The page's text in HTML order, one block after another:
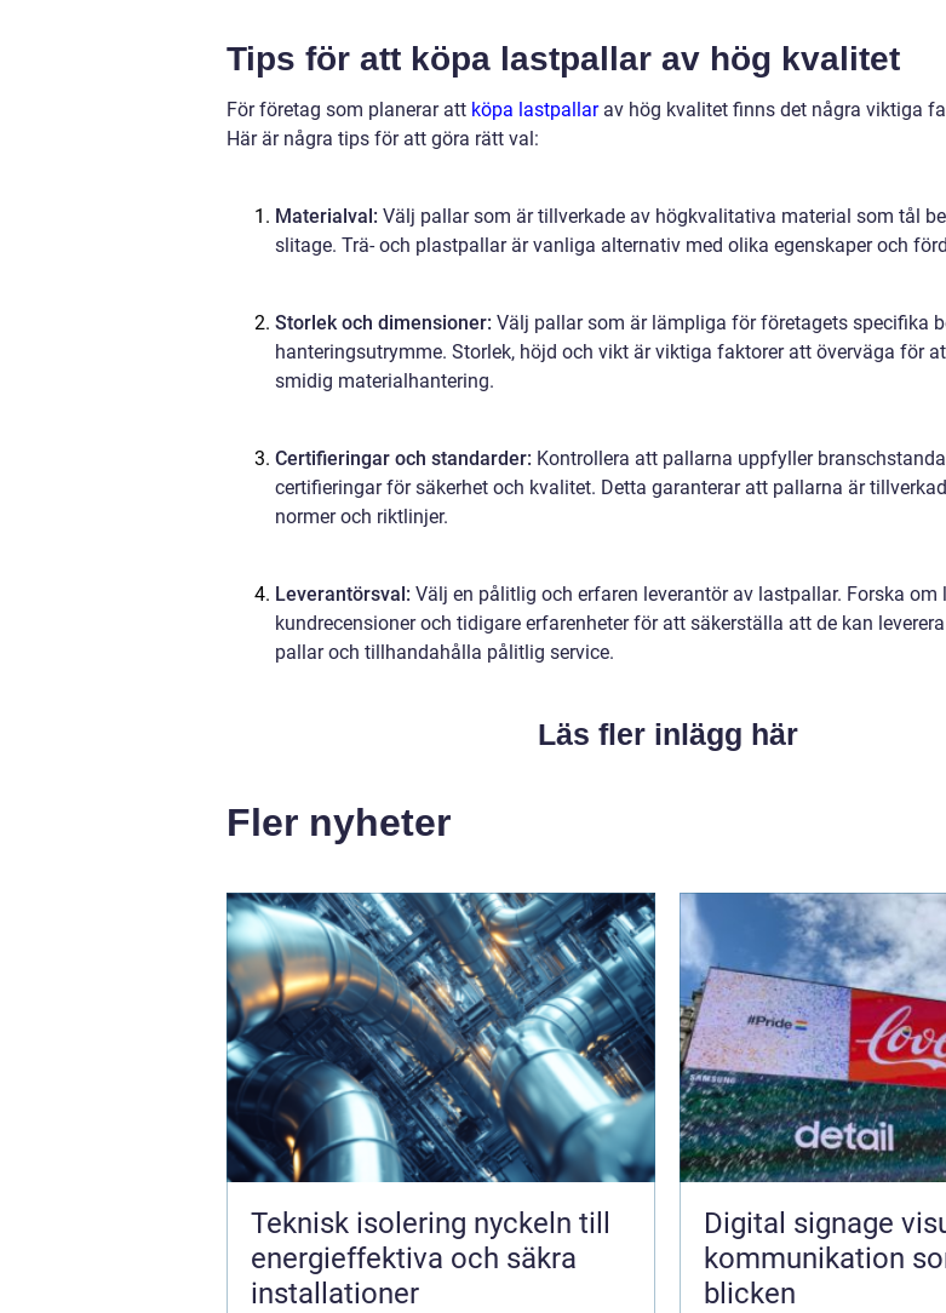
Tips för att köpa lastpallar av hög kvalitet
För företag som planerar att köpa lastpallarav hög kvalitet finns det några viktiga
Här är några tips för att göra rätt val:
Materialval: Välj pallar som är tillverkade av högkvalitativa material som tål
slitage. Trä- och plastpallar är vanliga alternativ med olika egenskaper och
Storlek och dimensioner: Välj pallar som är lämpliga för företagets specifika
hanteringsutrymme. Storlek, höjd och vikt är viktiga faktorer att överväga för
smidig materialhantering.
Certifieringar och standarder: Kontrollera att pallarna uppfyller
certifieringar för säkerhet och kvalitet. Detta garanterar att pallarna är
normer och riktlinjer.
Leverantörsval: Välj en pålitlig och erfaren leverantör av lastpallar. Forska om
kundrecensioner och tidigare erfarenheter för att säkerställa att de kan
pallar och tillhandahålla pålitlig service.
Läs fler inlägg här
Fler nyheter
Teknisk isolering nyckeln till
energieffektiva och säkra
installationer
Digital signage visuell
kommunikation
blicken